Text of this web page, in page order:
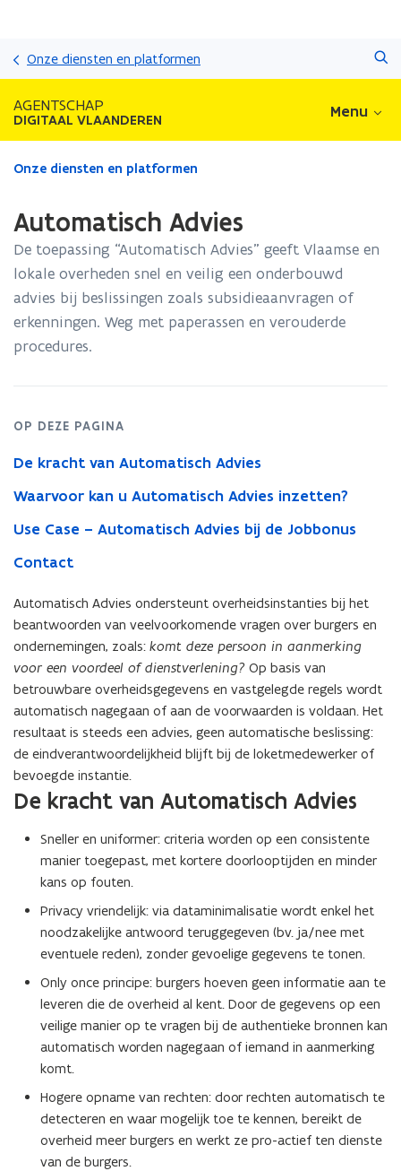
Onze diensten en platformen
AGENTSCHAP
DIGITAAL VLAANDEREN Menu
Gedaan
bevindt
op:
Automatisch
Advies
Onze diensten en platformen
Automatisch Advies
De toepassing “Automatisch Advies” geeft Vlaamse en
lokale overheden snel en veilig een onderbouwd
advies bij beslissingen zoals subsidieaanvragen of
erkenningen. Weg met paperassen en verouderde
procedures.
OP DEZE PAGINA
De kracht van Automatisch Advies
Waarvoor kan u Automatisch Advies inzetten?
Use Case – Automatisch Advies bij de Jobbonus
Contact
Automatisch Advies ondersteunt overheidsinstanties bij het
beantwoorden van veelvoorkomende vragen over burgers en
ondernemingen, zoals: komt deze persoon in aanmerking
voor een voordeel of dienstverlening? Op basis van
betrouwbare overheidsgegevens en vastgelegde regels wordt
automatisch nagegaan of aan de voorwaarden is voldaan. Het
resultaat is steeds een advies, geen automatische beslissing:
de eindverantwoordelijkheid blijft bij de loketmedewerker of
bevoegde instantie.
De kracht van Automatisch Advies
Sneller en uniformer: criteria worden op een consistente
manier toegepast, met kortere doorlooptijden en minder
kans op fouten.
Privacy vriendelijk: via dataminimalisatie wordt enkel het
noodzakelijke antwoord teruggegeven (bv. ja/nee met
eventuele reden), zonder gevoelige gegevens te tonen.
Only once principe: burgers hoeven geen informatie aan te
leveren die de overheid al kent. Door de gegevens op een
veilige manier op te vragen bij de authentieke bronnen kan
automatisch worden nagegaan of iemand in aanmerking
komt.
Hogere opname van rechten: door rechten automatisch te
detecteren en waar mogelijk toe te kennen, bereikt de
overheid meer burgers en werkt ze pro-actief ten dienste
van de burgers.